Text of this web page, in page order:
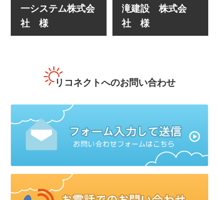
一システム株式会
社 様
滝建設 株式会
社 様
リコネクトへのお問い合わせ